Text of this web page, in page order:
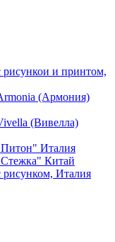
и принтом,
(Армония)
(Вивелла)
Италия
Китай
Италия